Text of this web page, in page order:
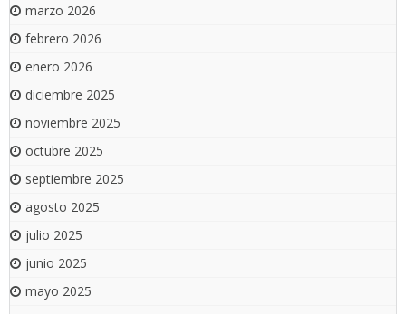
marzo 2026
febrero 2026
enero 2026
diciembre 2025
noviembre 2025
octubre 2025
septiembre 2025
agosto 2025
julio 2025
junio 2025
mayo 2025